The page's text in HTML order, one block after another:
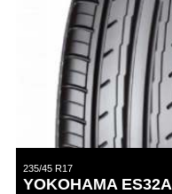
235/45 R17
YOKOHAMA ES32A